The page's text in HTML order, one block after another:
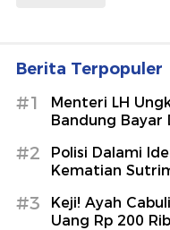
Berita Terpopuler
#1
Menteri LH
Bandung Bayar
#2
Polisi Dalami
Kematian
#3
Keji! Ayah
Uang Rp 200